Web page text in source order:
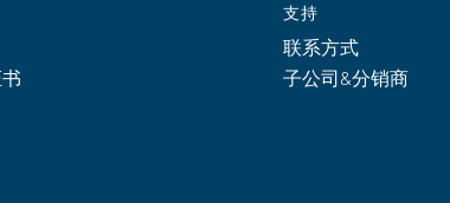
支持
联系方式
子公司&分销商